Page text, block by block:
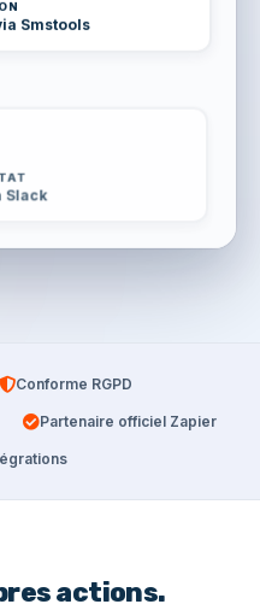
Smstools
Slack
Conforme RGPD
Partenaire officiel Zapier
actions.